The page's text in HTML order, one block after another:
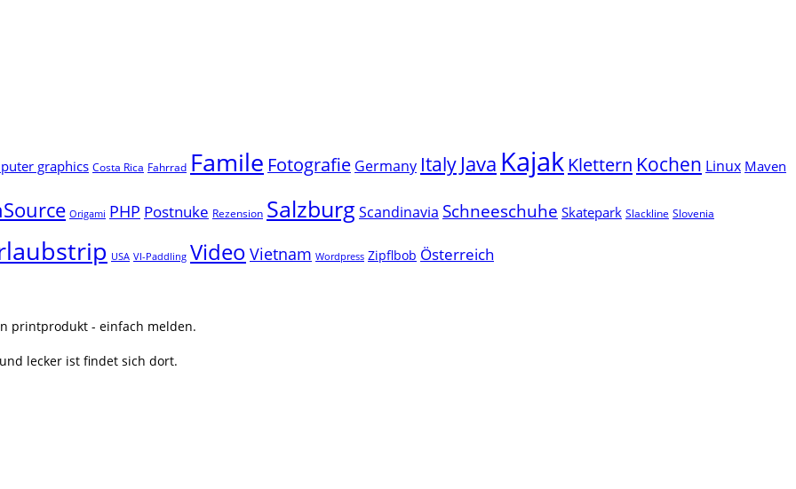
graphics Costa Rica Fahrrad Famile Fotografie Germany Italy Java Kajak Klettern Kochen Linux Maven
Origami PHP Postnuke Rezension SalzburgScandinavia Schneeschuhe Skatepark Slackline Slovenia
USA VI-Paddling Video Vietnam Wordpress Zipflbob Österreich
printprodukt - einfach melden.
lecker ist findet sich dort.